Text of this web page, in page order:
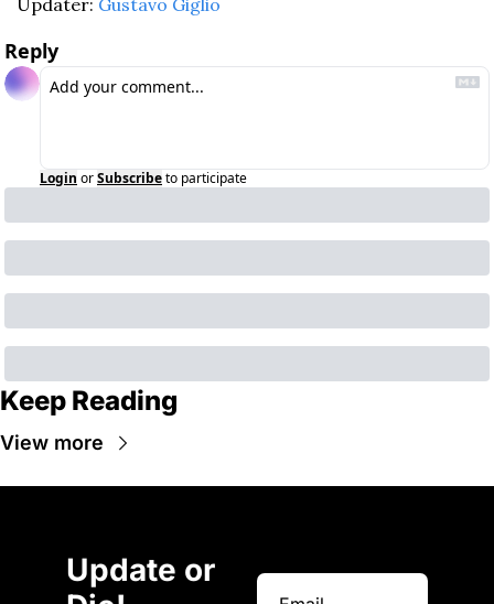
Updater: Gustavo Giglio
Reply
Login orSubscribeto participate
Keep Reading
View more
Update or